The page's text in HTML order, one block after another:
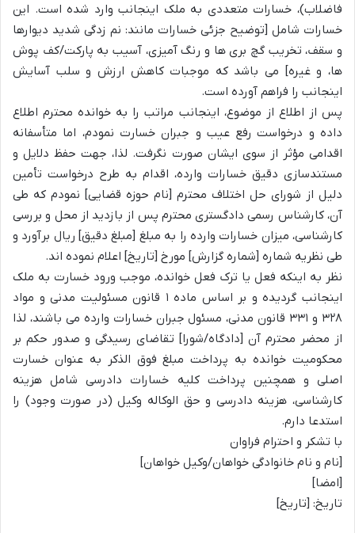
فاضلاب)، خسارات متعددی به ملک اینجانب وارد شده است. این
خسارات شامل [توضیح جزئی خسارات مانند: نم زدگی شدید دیوارها
و سقف، تخریب گچ بری ها و رنگ آمیزی، آسیب به پارکت/کف پوش
ها، و غیره] می باشد که موجبات کاهش ارزش و سلب آسایش
اینجانب را فراهم آورده است.
پس از اطلاع از موضوع، اینجانب مراتب را به خوانده محترم اطلاع
داده و درخواست رفع عیب و جبران خسارت نمودم، اما متأسفانه
اقدامی مؤثر از سوی ایشان صورت نگرفت. لذا، جهت حفظ دلایل و
مستندسازی دقیق خسارات وارده، اقدام به طرح درخواست تأمین
دلیل از شورای حل اختلاف محترم [نام حوزه قضایی] نمودم که طی
آن، کارشناس رسمی دادگستری محترم پس از بازدید از محل و بررسی
کارشناسی، میزان خسارات وارده را به مبلغ [مبلغ دقیق] ریال برآورد و
طی نظریه شماره [شماره گزارش] مورخ [تاریخ] اعلام نموده اند.
نظر به اینکه فعل یا ترک فعل خوانده، موجب ورود خسارت به ملک
اینجانب گردیده و بر اساس ماده ۱ قانون مسئولیت مدنی و مواد
۳۲۸ و ۳۳۱ قانون مدنی، مسئول جبران خسارات وارده می باشند، لذا
از محضر محترم آن [دادگاه/شورا] تقاضای رسیدگی و صدور حکم بر
محکومیت خوانده به پرداخت مبلغ فوق الذکر به عنوان خسارت
اصلی و همچنین پرداخت کلیه خسارات دادرسی شامل هزینه
کارشناسی، هزینه دادرسی و حق الوکاله وکیل (در صورت وجود) را
استدعا دارم.
با تشکر و احترام فراوان
[نام و نام خانوادگی خواهان/وکیل خواهان]
[امضا]
تاریخ: [تاریخ]